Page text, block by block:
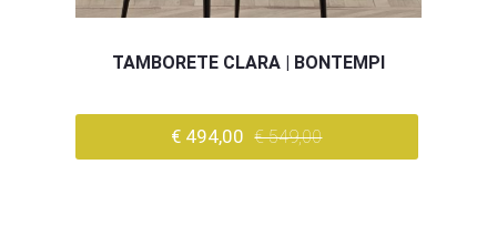
TAMBORETE CLARA | BONTEMPI
€ 494,00 € 549,00